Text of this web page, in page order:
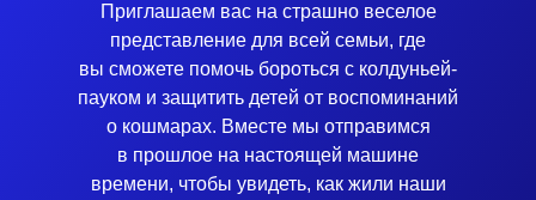
Приглашаем вас на страшно веселое
представление для всей семьи, где
вы сможете помочь бороться с колдуньей-
пауком и защитить детей от воспоминаний
о кошмарах. Вместе мы отправимся
в прошлое на настоящей машине
времени, чтобы увидеть, как жили наши